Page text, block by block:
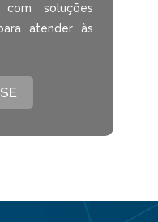
soluções
atender às